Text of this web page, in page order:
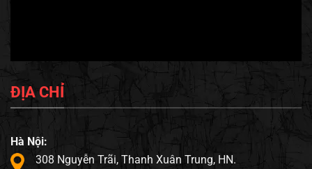
ĐỊA CHỈ
Hà Nội:
308 Nguyễn Trãi, Thanh Xuân Trung, HN.